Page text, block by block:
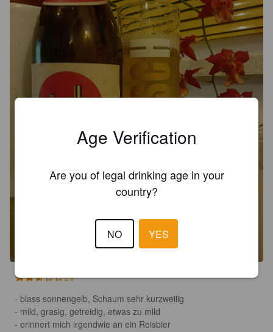
2.6
- blass sonnengelb, Schaum sehr kurzweilig
- mild, grasig, getreidig, etwas zu mild
- erinnert mich irgendwie an ein Reisbier
Age Verification
Are you of legal drinking age in your
country?
NO YES